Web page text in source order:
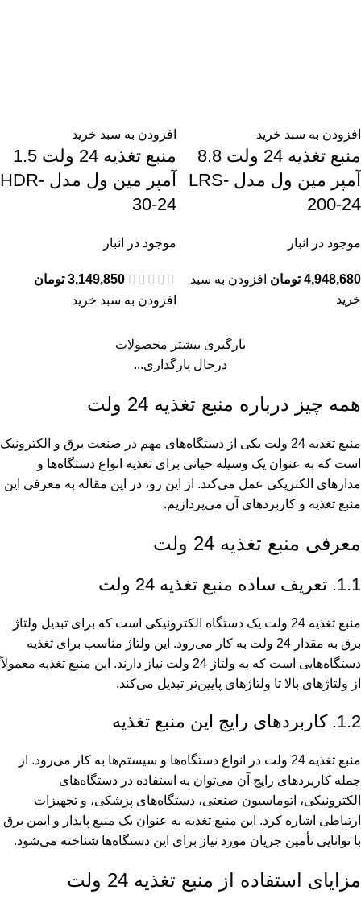
افزودن به سبد خرید
منبع تغذیه 24 ولت 8.8
آمپر مین ول مدل LRS-
200-24
موجود در انبار
4,948,680 تومان افزودن به سبد
خرید
افزودن به سبد خرید
منبع تغذیه 24 ولت 1.5
آمپر مین ول مدل HDR-
30-24
موجود در انبار
3,149,850 تومان
افزودن به سبد خرید
بارگیری بیشتر محصولات
درحال بارگذاری...
همه چیز درباره منبع تغذیه 24 ولت
منبع تغذیه 24 ولت یکی از دستگاه‌های مهم در صنعت برق و الکترونیک
است که به عنوان یک وسیله حیاتی برای تغذیه انواع دستگاه‌ها و
مدارهای الکتریکی عمل می‌کند. از این رو، در این مقاله به معرفی این
منبع تغذیه و کاربردهای آن می‌پردازیم.
معرفی منبع تغذیه 24 ولت
1.1. تعریف ساده منبع تغذیه 24 ولت
منبع تغذیه 24 ولت یک دستگاه الکترونیکی است که برای تبدیل ولتاژ
برق به مقدار 24 ولت به کار می‌رود. این ولتاژ مناسب برای تغذیه
دستگاه‌هایی است که به ولتاژ 24 ولت نیاز دارند. این منبع تغذیه معمولاً
از ولتاژهای بالا تا ولتاژهای پایین‌تر تبدیل می‌کند.
1.2. کاربردهای رایج این منبع تغذیه
منبع تغذیه 24 ولت در انواع دستگاه‌ها و سیستم‌ها به کار می‌رود. از
جمله کاربردهای رایج آن می‌توان به استفاده در دستگاه‌های
الکترونیکی، اتوماسیون صنعتی، دستگاه‌های پزشکی، و تجهیزات
ارتباطی اشاره کرد. این منبع تغذیه به عنوان یک منبع پایدار و ایمن برق
با توانایی تأمین جریان مورد نیاز برای این دستگاه‌ها شناخته می‌شود.
مزایای استفاده از منبع تغذیه 24 ولت